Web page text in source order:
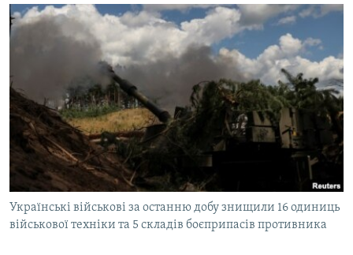
пошуку
ІНТЕРВ'Ю
ВСЕ ЗА ДЕНЬ
СПЕЦПРОЕКТИ
ДЕПОРТАЦІЯ
ВІДЕОУРОКИ «ELIFBE»
СВІДЧЕННЯ ОКУПАЦІЇ
УКРАЇНСЬКА ПРОБЛЕМА КРИМУ
ІНФОГРАФІКА
ЯК ОБІЙТИ БЛОКУВАННЯ
Русский
Qırımtatar
ДОЛУЧАЙСЯ!
Українські військові за останню добу знищили 16 одиниць
військової техніки та 5 складів боєприпасів противника